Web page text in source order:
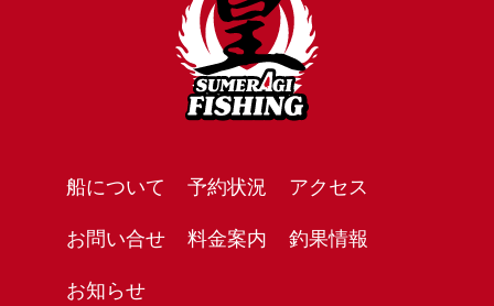
船について 予約状況
アクセス
お問い合せ
料金案内
釣果情報
お知らせ